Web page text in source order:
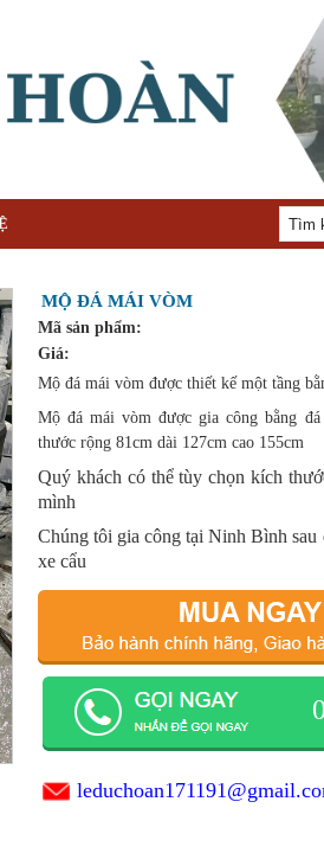
MỘ ĐÁ MÁI VÒM
Mã sản phẩm:
Giá:
Mộ đá mái vòm được thiết kế một tầng
Mộ đá mái vòm được gia công bằng
thước rộng 81cm dài 127cm cao 155cm
Quý khách có thể tùy chọn kích
mình
Chúng tôi gia công tại Ninh Bình sau
xe cẩu